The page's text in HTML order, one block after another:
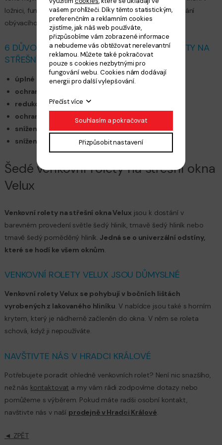
ložnici, funkční stínění v kuchyni a nebo zabránění přehřívání
obývacího pokoje.
6 DŮVODŮ, PROČ SI ZVOLIT VENKOVNÍ ROLETY NA
STŘEŠNÍ OKNA
úplné zatemnění místnosti
ochrana soukromí
redukce hluku z deště a krupobití
ochrana střešního okna před poškozením
snížení vnitřní teploty v létě až o 7 °C
snížení tepelných ztrát v zimě až o 17 %
Šedé venkovní rolety na střešní okna
Velux
Venkovní rolety na střešní okna Velux jsou k dostání v
barevném provedení světle šedý hliník, tmavě šedý hliník nebo
tmavě šedý poměděný hliník. Jedná se o univerzální odstíny,
které se hodí ke všem oknům.
VENKOVNÍ ROLETY VELUX JSOU DŮMYSLNÉ
Venkovní rolety Velux se pohybují v bočních lištách
vyrobených z lakovaného hliníku. V nabídce jsou také s horním
krytem, který je nádherně začleněn do okna. V něm se roleta
schová, když ji nepoužíváte.
NAVŠTIVTE NÁS V HRADCI KRÁLOVÉ
Potřebujete poradit ohledně venkovních rolet? Není nic snazšího,
než nás kontaktovat a my vám rádi zodpovíme dotazy nebo
pomůžeme s výběrem. Pokud máte radši osobní kontakt,
navštivte nás v naší prodejně v Hradci Králové.
◄ ZPĚT
vašem prohlížeči. Díky těmto statistickým,
preferenčním a reklamním cookies
zjistíme, jak náš web používáte,
přizpůsobíme vám zobrazené informace
a nebudeme vás obtěžovat nerelevantní
reklamou. Můžete také pokračovat
pouze s cookies nezbytnými pro
fungování webu. Cookies nám dodávají
energii pro další vylepšování.
Přečíst více
Souhlasím a pokračovat
Přizpůsobit nastavení